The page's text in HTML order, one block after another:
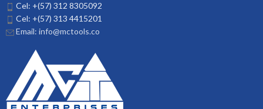
Cel: +(57) 312 8305092
Cel: +(57) 313 4415201
Email: info@mctools.co